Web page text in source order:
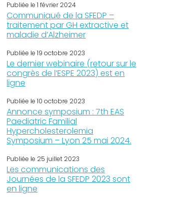
Publiée le 1 février 2024
Communiqué de la SFEDP –
traitement par GH extractive et
maladie d’Alzheimer
Publiée le 19 octobre 2023
Le dernier webinaire (retour sur le
congrès de l’ESPE 2023) est en
ligne
Publiée le 10 octobre 2023
Annonce symposium : 7th EAS
Paediatric Familial
Hypercholesterolemia
Symposium – Lyon 25 mai 2024.
Publiée le 25 juillet 2023
Les communications des
Journées de la SFEDP 2023 sont
en ligne